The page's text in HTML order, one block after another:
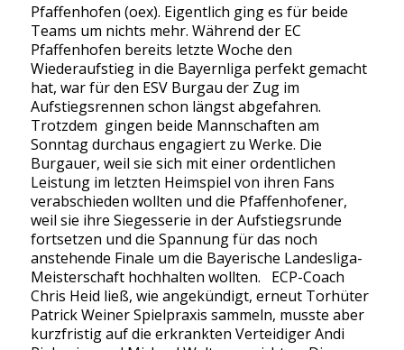
Pfaffenhofen (oex). Eigentlich ging es für beide
Teams um nichts mehr. Während der EC
Pfaffenhofen bereits letzte Woche den
Wiederaufstieg in die Bayernliga perfekt gemacht
hat, war für den ESV Burgau der Zug im
Aufstiegsrennen schon längst abgefahren.
Trotzdem gingen beide Mannschaften am
Sonntag durchaus engagiert zu Werke. Die
Burgauer, weil sie sich mit einer ordentlichen
Leistung im letzten Heimspiel von ihren Fans
verabschieden wollten und die Pfaffenhofener,
weil sie ihre Siegesserie in der Aufstiegsrunde
fortsetzen und die Spannung für das noch
anstehende Finale um die Bayerische Landesliga-
Meisterschaft hochhalten wollten. ECP-Coach
Chris Heid ließ, wie angekündigt, erneut Torhüter
Patrick Weiner Spielpraxis sammeln, musste aber
kurzfristig auf die erkrankten Verteidiger Andi